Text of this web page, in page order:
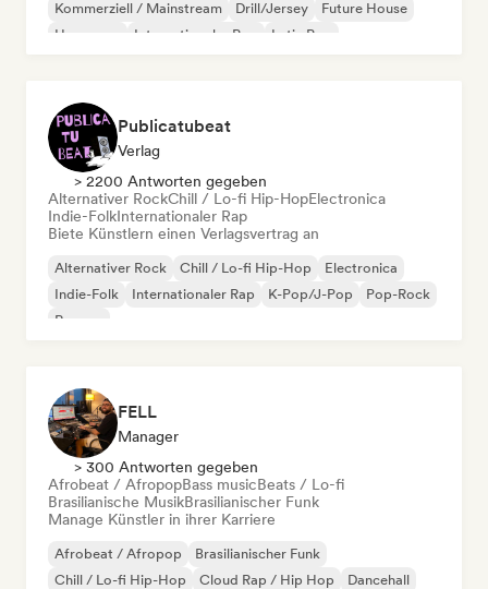
Kommerziell / Mainstream Drill/Jersey
Future House
Hyperpop
Internationaler Pop Latin Pop
Publicatubeat
Verlag
> 2200 Antworten gegeben
Alternativer RockChill / Lo-fi Hip-HopElectronica
Indie-FolkInternationaler Rap
Biete Künstlern einen Verlagsvertrag an
Alternativer Rock Chill / Lo-fi Hip-Hop
Electronica
Indie-Folk
Internationaler Rap K-Pop/J-Pop
Pop-Rock
Reggae
FELL
Manager
> 300 Antworten gegeben
Afrobeat / AfropopBass musicBeats / Lo-fi
Brasilianische MusikBrasilianischer Funk
Manage Künstler in ihrer Karriere
Afrobeat / Afropop
Brasilianischer Funk
Chill / Lo-fi Hip-Hop
Cloud Rap / Hip Hop
Dancehall